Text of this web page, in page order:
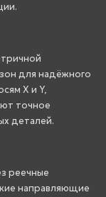
для надёжного
X и Y,
точное
деталей.
реечные
направляющие